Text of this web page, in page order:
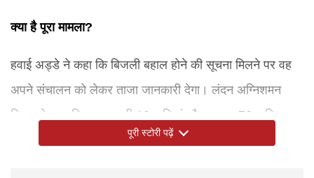
क्या है पूरा मामला?
हवाई अड्डे ने कहा कि बिजली बहाल होने की सूचना मिलने पर वह
अपने संचालन को लेकर ताजा जानकारी देगा। लंदन अग्निशमन
विभाग ने कहा कि दमकल की 10 गाड़ियां और लगभग 70 अग्निशमन
कर्मी घटनास्थल पर हैं। सहायक आयुक्त पैट गॉलबोर्न ने कहा, ‘‘आग
पूरी स्टोरी पढ़ें